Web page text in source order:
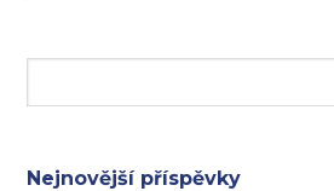
Nejnovější příspěvky